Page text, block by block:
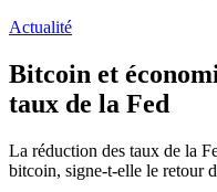
Actualité
Bitcoin et
taux de la Fed
La réduction des taux de la
bitcoin, signe-t-elle le retour